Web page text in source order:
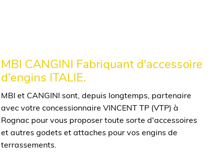
MBI CANGINI Fabriquant d'accessoire
d'engins ITALIE.
MBI et CANGINI sont, depuis longtemps, partenaire
avec votre concessionnaire VINCENT TP (VTP) à
Rognac pour vous proposer toute sorte d'accessoires
et autres godets et attaches pour vos engins de
terrassements.